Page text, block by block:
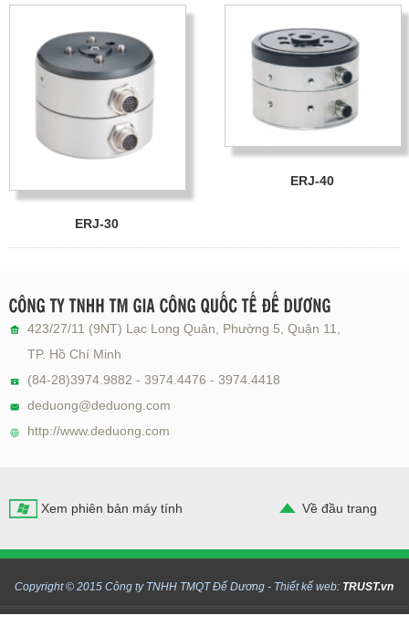
ERJ-30
ERJ-40
423/27/11 (9NT) Lạc Long Quân, Phường 5, Quận 11,
TP. Hồ Chí Minh
(84-28)3974.9882 - 3974.4476 - 3974.4418
deduong@deduong.com
http://www.deduong.com
Xem phiên bản máy tính Về đầu trang
Copyright © 2015 Công ty TNHH TMQT Đế Dương - Thiết kế web: TRUST.vn